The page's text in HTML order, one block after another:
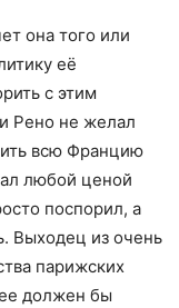
она того или
её
с этим
Рено не желал
всю Францию
любой ценой
поспорил, а
Выходец из очень
парижских
должен бы